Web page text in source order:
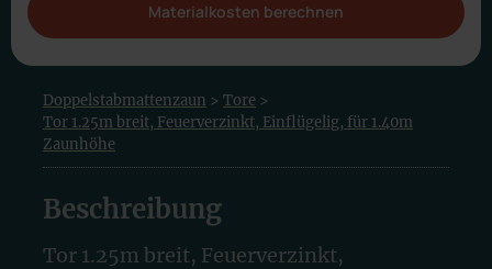
Materialkosten berechnen
Doppelstabmattenzaun > Tore >
Tor 1.25m breit, Feuerverzinkt, Einflügelig, für 1.40m
Zaunhöhe
Beschreibung
Tor 1.25m breit, Feuerverzinkt,